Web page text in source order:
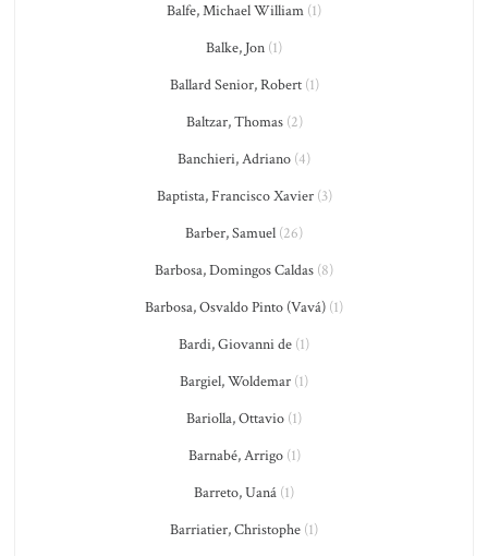
Balfe, Michael William (1)
Balke, Jon (1)
Ballard Senior, Robert(1)
Baltzar, Thomas(2)
Banchieri, Adriano (4)
Baptista, Francisco Xavier(3)
Barber, Samuel (26)
Barbosa, Domingos Caldas (8)
Barbosa, Osvaldo Pinto (Vavá) (1)
Bardi, Giovanni de (1)
Bargiel, Woldemar (1)
Bariolla, Ottavio (1)
Barnabé, Arrigo(1)
Barreto, Uaná (1)
Barriatier, Christophe (1)